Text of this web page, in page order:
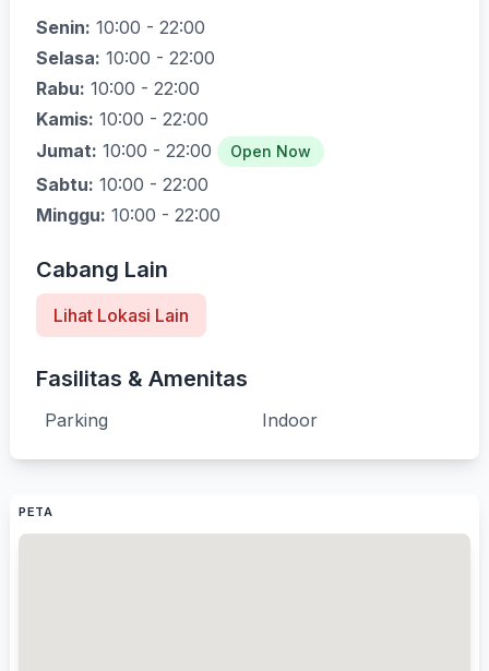
Senin: 10:00 - 22:00
Selasa: 10:00 - 22:00
Rabu: 10:00 - 22:00
Kamis: 10:00 - 22:00
Jumat: 10:00 - 22:00 Open Now
Sabtu: 10:00 - 22:00
Minggu: 10:00 - 22:00
Cabang Lain
Lihat Lokasi Lain
Fasilitas & Amenitas
Parking Indoor
PETA